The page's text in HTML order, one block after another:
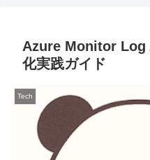
Azure Monitor Log
化実践ガイド
Tech